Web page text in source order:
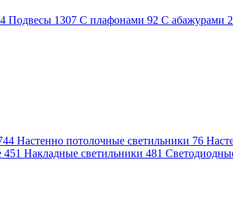
Подвесы 1307 С плафонами 92 С абажурами
Настенно потолочные светильники 76
451 Накладные светильники 481